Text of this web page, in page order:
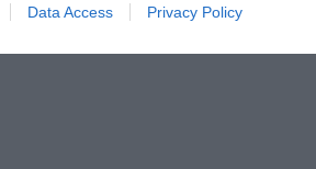
Data Access Privacy Policy